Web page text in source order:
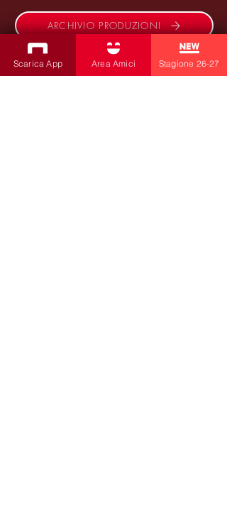
ARCHIVIO PRODUZIONI
89/90
Scarica App Area Amici Stagione 26-27